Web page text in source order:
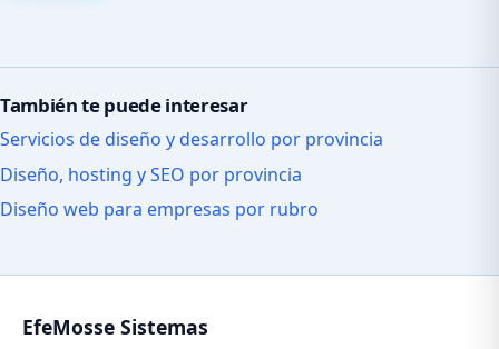
También te puede interesar
Servicios de diseño y desarrollo por provincia
Diseño, hosting y SEO por provincia
Diseño web para empresas por rubro
EfeMosse Sistemas